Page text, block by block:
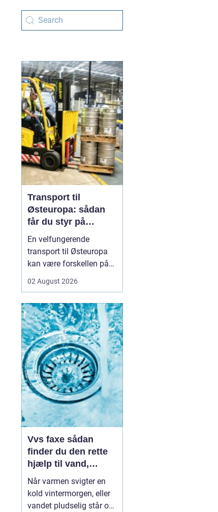
Transport til
Østeuropa: sådan
får du styr på
logistikken
En velfungerende
transport til Østeuropa
kan være forskellen på
dyre forsinkelser. Mange
mod Baltikum, Ukraine
og resten af regionen for
at finde nye kunder og
leverandører. Men v...
02 August 2026
Vvs faxe sådan
finder du den rette
hjælp til vand,
varme og sanitet
Når varmen svigter en
kold vintermorgen, eller
vandet pludselig står op